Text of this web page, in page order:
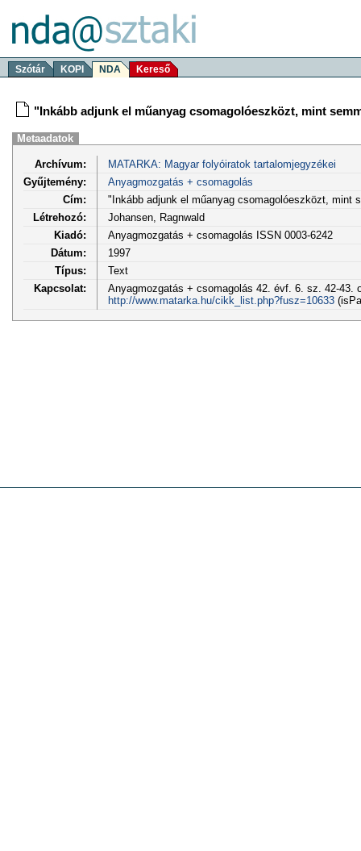
Szótár KOPI NDA Kereső
"Inkább adjunk el műanyag csomagolóeszközt, mint
Metaadatok
Archívum:
MATARKA: Magyar folyóiratok tartalomjegyzékei
Gyűjtemény:
Anyagmozgatás + csomagolás
Cím:
"Inkább adjunk el műanyag csomagolóeszközt, mint
Létrehozó:
Johansen, Ragnwald
Kiadó:
Anyagmozgatás + csomagolás ISSN 0003-6242
Dátum:
1997
Típus:
Text
Kapcsolat:
Anyagmozgatás + csomagolás 42. évf. 6. sz. 42-43.
http://www.matarka.hu/cikk_list.php?fusz=10633